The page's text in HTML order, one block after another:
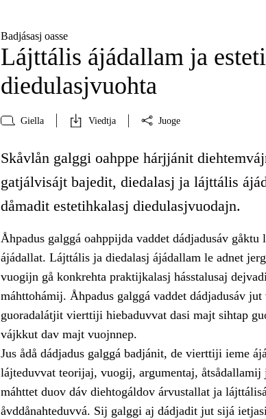
Badjásasj oasse
Lájttális ájádallam ja
diedulasjvuohta
Giella Viedtja Juoge
Skåvlån galggi oahppe hárjjánit
gatjálvisájt bajedit, diedalasj ja lájttális
dåmadit estetihkalasj diedulasjvuodajn.
Åhpadus galggá oahppijda vaddet dádjadusáv
ájádallat. Lájttális ja diedalasj ájádallam le adnet
vuogijn gå konkrehta praktijkalasj hásstalusaj
máhttohámij. Åhpadus galggá vaddet dádjadusáv
guoradalátjit vierttiji hiebaduvvat dasi majt sihtap
vájkkut dav majt vuojnnep.
Jus ådå dádjadus galggá badjánit, de vierttiji ieme
lájteduvvat teorijaj, vuogij, argumentaj, åtsådallamij
máhttet duov dáv diehtogáldov árvustallat ja
åvddånahteduvvá. Sij galggi aj dádjadit jut sijá